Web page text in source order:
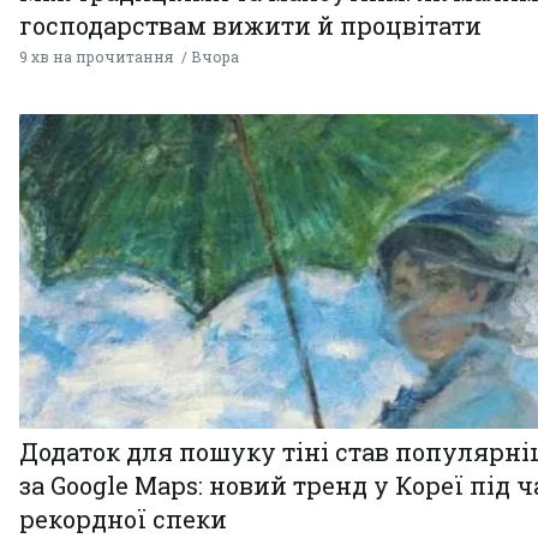
господарствам вижити й процвітати
9 хв на прочитання Вчора
Додаток для пошуку тіні став
за Google Maps: новий тренд у Кореї під
рекордної спеки